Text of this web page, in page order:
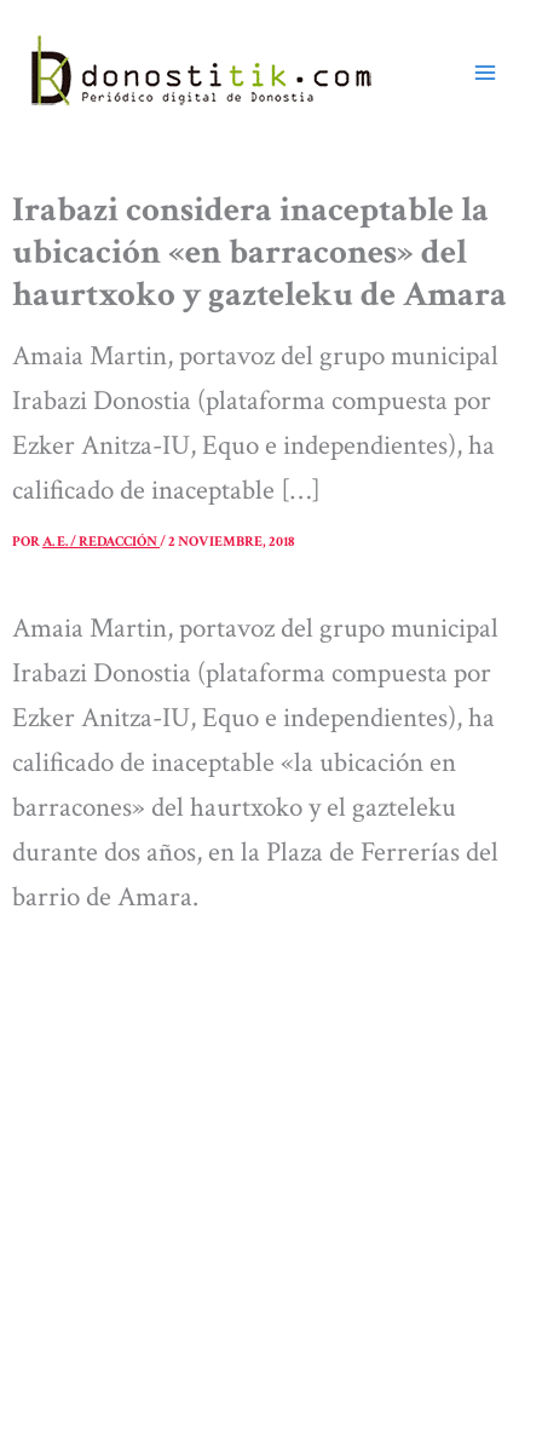
contenido
Irabazi considera inaceptable la
ubicación «en barracones» del
haurtxoko y gazteleku de Amara
Amaia Martin, portavoz del grupo municipal
Irabazi Donostia (plataforma compuesta por
Ezker Anitza-IU, Equo e independientes), ha
calificado de inaceptable […]
PORA. E. / REDACCIÓN/2 NOVIEMBRE, 2018
Amaia Martin, portavoz del grupo municipal
Irabazi Donostia (plataforma compuesta por
Ezker Anitza-IU, Equo e independientes), ha
calificado de inaceptable «la ubicación en
barracones» del haurtxoko y el gazteleku
durante dos años, en la Plaza de Ferrerías del
barrio de Amara.